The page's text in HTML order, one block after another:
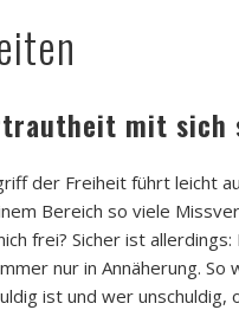
mit sich
der Freiheit führt leicht
Bereich so viele
frei? Sicher ist
nur in Annäherung.
ist und wer